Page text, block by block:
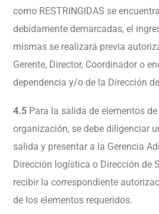
como RESTRINGIDAS se
debidamente demarcadas, el
mismas se realizará previa
Gerente, Director, Coordinador o
dependencia y/o de la Dirección
4.5 Para la salida de elementos de
organización, se debe diligenciar
salida y presentar a la Gerencia
Dirección logística o Dirección de
recibir la correspondiente
de los elementos requeridos.